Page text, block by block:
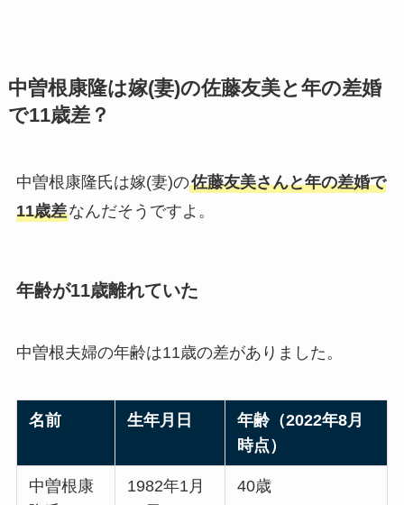
中曽根康隆は嫁(妻)の佐藤友美と年の差婚
で11歳差？
中曽根康隆氏は嫁(妻)の佐藤友美さんと年の差婚で
11歳差なんだそうですよ。
年齢が11歳離れていた
中曽根夫婦の年齢は11歳の差がありました。
名前 生年月日
年齢（2022年8月
時点）
中曽根康
1982年1月
40歳